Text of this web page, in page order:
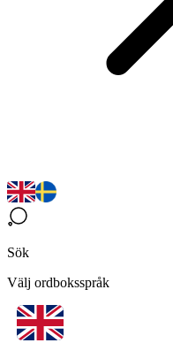
Sök
Välj ordboksspråk